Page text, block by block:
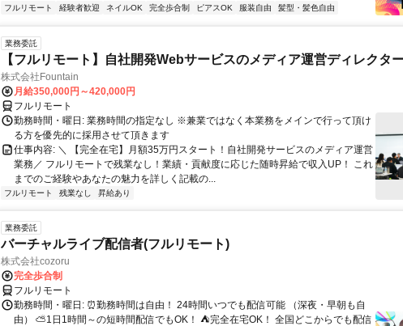
フルリモート 経験者歓迎 ネイルOK 完全歩合制 ピアスOK 服装自由 髪型・髪色自由
業務委託
【フルリモート】自社開発Webサービスのメディア運営ディレクタ
株式会社Fountain
月給350,000円～420,000円
フルリモート
勤務時間・曜日: 業務時間の指定なし ※兼業ではなく本業務をメインで行って頂け
る方を優先的に採用させて頂きます
仕事内容: ＼ 【完全在宅】月額35万円スタート！自社開発サービスのメディア運営
業務／ フルリモートで残業なし！業績・貢献度に応じた随時昇給で収入UP！ これ
までのご経験やあなたの魅力を詳しく記載の...
フルリモート 残業なし 昇給あり
業務委託
バーチャルライブ配信者(フルリモート)
株式会社cozoru
完全歩合制
フルリモート
勤務時間・曜日: ⏰勤務時間は自由！ 24時間いつでも配信可能 （深夜・早朝も自
由） ⛅1日1時間～の短時間配信でもOK！ ⛺完全在宅OK！ 全国どこからでも配信